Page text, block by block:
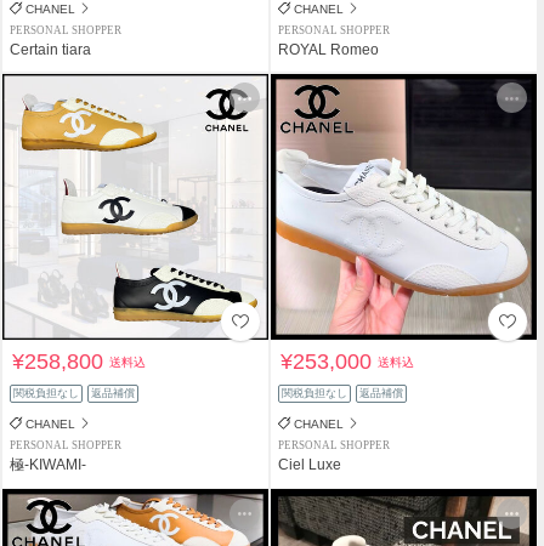
CHANEL
PERSONAL SHOPPER
Certain tiara
CHANEL
PERSONAL SHOPPER
ROYAL Romeo
¥258,800送料込
関税負担なし 返品補償
CHANEL
PERSONAL SHOPPER
極-KIWAMI-
¥253,000送料込
関税負担なし 返品補償
CHANEL
PERSONAL SHOPPER
Ciel Luxe